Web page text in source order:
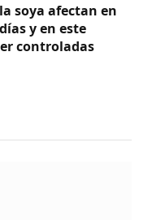
soya afectan en
y en este
controladas